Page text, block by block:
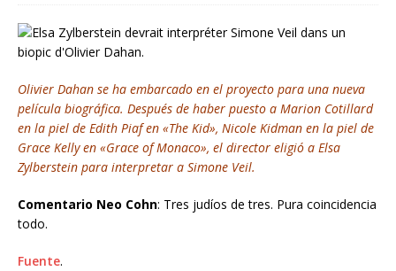
Olivier Dahan se ha embarcado en el proyecto para una nueva
película biográfica. Después de haber puesto a Marion Cotillard
en la piel de Edith Piaf en «The Kid», Nicole Kidman en la piel de
Grace Kelly en «Grace of Monaco», el director eligió a Elsa
Zylberstein para interpretar a Simone Veil.
Comentario Neo Cohn: Tres judíos de tres. Pura coincidencia
todo.
Fuente.